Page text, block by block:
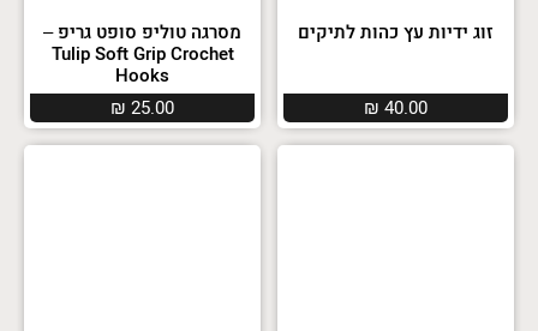
זוג ידיות עץ כהות לתיקים
₪ 40.00
מסרגה טוליפ סופט גריפ –
Tulip Soft Grip Crochet
Hooks
₪ 25.00